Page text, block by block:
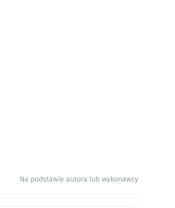
Na podstawie autora lub wykonawcy